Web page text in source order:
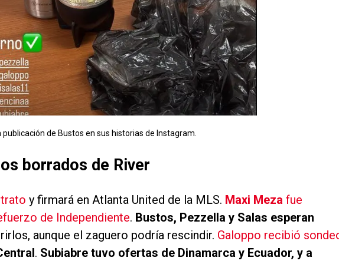
publicación de Bustos en sus historias de Instagram.
borrados de River
y firmará en Atlanta United de la MLS. Maxi Meza fue
de Independiente. Bustos, Pezzella y Salas esperan
aunque el zaguero podría rescindir. Galoppo recibió
. Subiabre tuvo ofertas de Dinamarca y Ecuador, y a